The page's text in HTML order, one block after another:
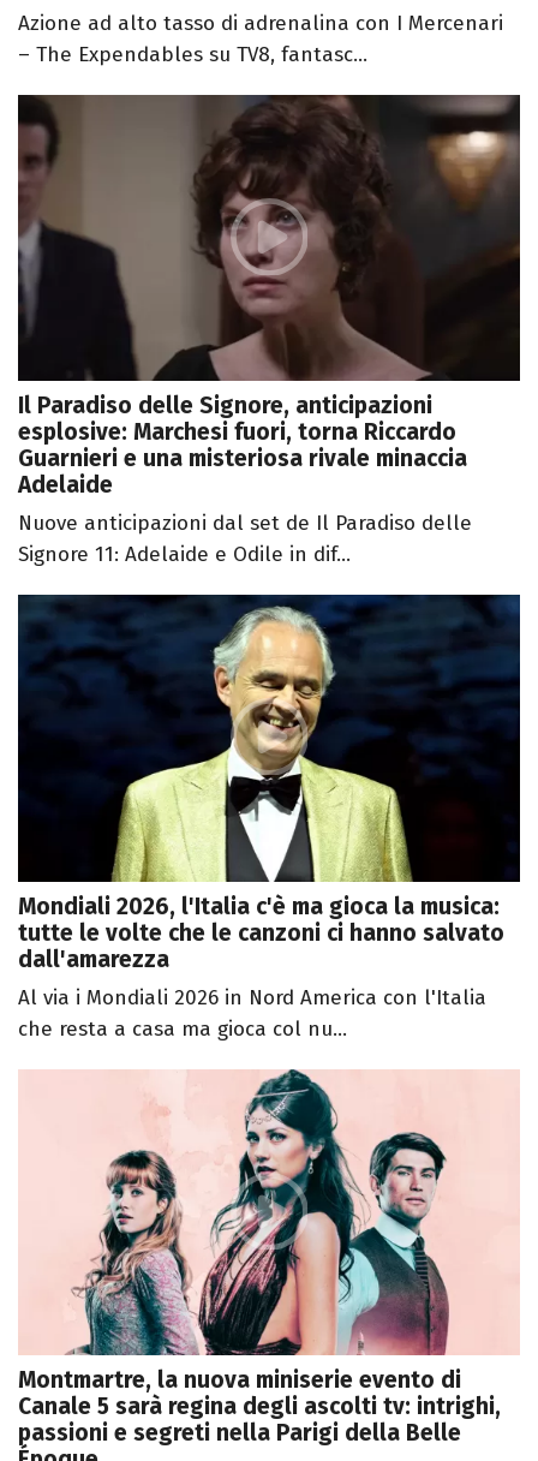
Azione ad alto tasso di adrenalina con I Mercenari
– The Expendables su TV8, fantasc...
Il Paradiso delle Signore, anticipazioni
esplosive: Marchesi fuori, torna Riccardo
Guarnieri e una misteriosa rivale minaccia
Adelaide
Nuove anticipazioni dal set de Il Paradiso delle
Signore 11: Adelaide e Odile in dif...
Mondiali 2026, l'Italia c'è ma gioca la musica:
tutte le volte che le canzoni ci hanno salvato
dall'amarezza
Al via i Mondiali 2026 in Nord America con l'Italia
che resta a casa ma gioca col nu...
Montmartre, la nuova miniserie evento di
Canale 5 sarà regina degli ascolti tv: intrighi,
passioni e segreti nella Parigi della Belle